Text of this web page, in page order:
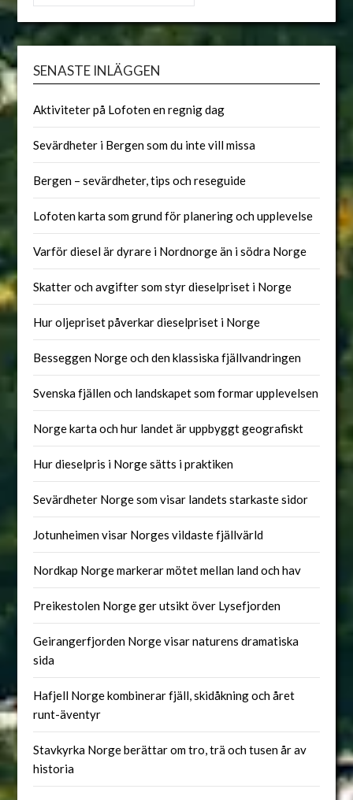
SENASTE INLÄGGEN
Aktiviteter på Lofoten en regnig dag
Sevärdheter i Bergen som du inte vill missa
Bergen – sevärdheter, tips och reseguide
Lofoten karta som grund för planering och upplevelse
Varför diesel är dyrare i Nordnorge än i södra Norge
Skatter och avgifter som styr dieselpriset i Norge
Hur oljepriset påverkar dieselpriset i Norge
Besseggen Norge och den klassiska fjällvandringen
Svenska fjällen och landskapet som formar upplevelsen
Norge karta och hur landet är uppbyggt geografiskt
Hur dieselpris i Norge sätts i praktiken
Sevärdheter Norge som visar landets starkaste sidor
Jotunheimen visar Norges vildaste fjällvärld
Nordkap Norge markerar mötet mellan land och hav
Preikestolen Norge ger utsikt över Lysefjorden
Geirangerfjorden Norge visar naturens dramatiska
sida
Hafjell Norge kombinerar fjäll, skidåkning och året
runt-äventyr
Stavkyrka Norge berättar om tro, trä och tusen år av
historia